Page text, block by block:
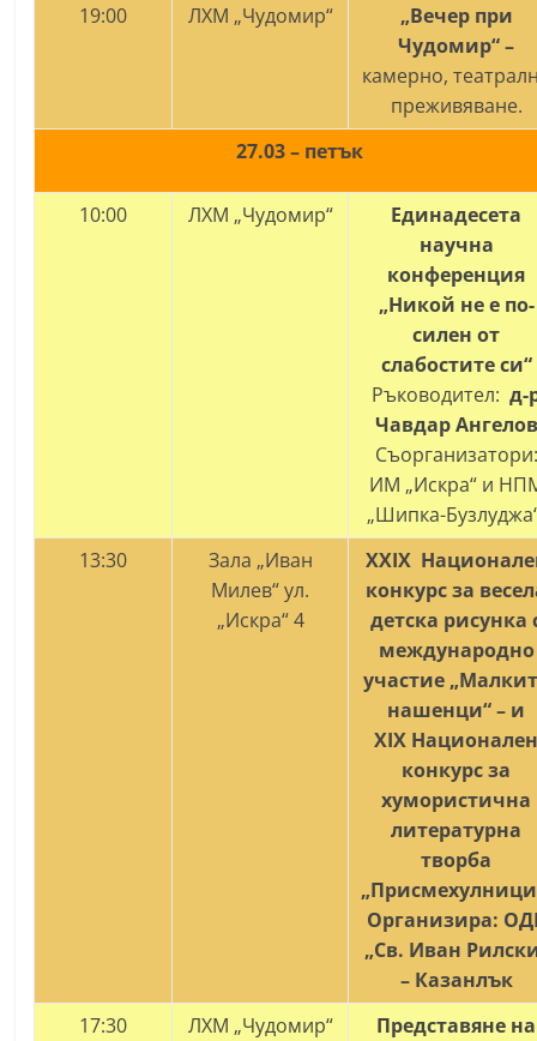
19:00
ЛХМ „Чудомир“
„Вечер при
Чудомир“ –
камерно,
преживяване.
27.03 – петък
10:00 ЛХМ „Чудомир“
Единадесета
научна
конференция
„Никой не е по-
силен от
слабостите си“
Ръководител:д-
Чавдар Ангелов
Съорганизатори:
ИМ „Искра“ и
„Шипка-
13:30
Зала „Иван
Милев“ ул.
„Искра“ 4
XXIX
конкурс за
детска рисунка
международно
участие
нашенци“ – и
XIX
конкурс за
хумористична
литературна
творба
Организира:
„Св. Иван
– Казанлък
17:30
ЛХМ „Чудомир“
Представяне на